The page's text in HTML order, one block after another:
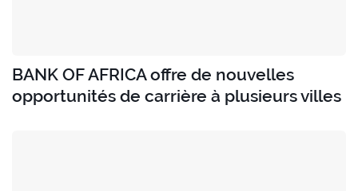
BANK OF AFRICA offre de nouvelles
opportunités de carrière à plusieurs villes